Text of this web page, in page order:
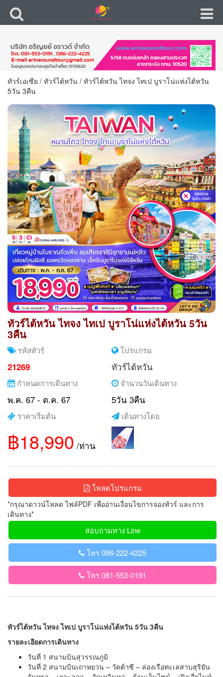
ทัวร์เอเซีย / ทัวร์ไต้หวัน / ทัวร์ไต้หวัน ไทจง ไทเป บูราโน่แห่งไต้หวัน
5วัน 3คืน
ทัวร์ไต้หวัน ไทจง ไทเป บูราโน่แห่งไต้หวัน 5วัน
3คืน
รหัสทัวร์
21269
โปรแกรม
ทัวร์ไต้หวัน
กำหนดการเดินทาง
พ.ค. 67 - ต.ค. 67
จำนวนวันเดินทาง
5วัน 3คืน
ราคาเริ่มต้น
฿18,990 /ท่าน
เดินทางโดย
โหลดโปรแกรม
*กรุณาดาวน์โหลด ไฟล์PDF เพื่ออ่านเงื่อนไขการจองทัวร์ และการ
เดินทาง*
สอบถามทาง Line
โทร 086-222-4225
โทร 081-553-0191
ทัวร์ไต้หวัน ไทจง ไทเป บูราโน่แห่งไต้หวัน 5วัน 3คืน
รายละเอียดการเดินทาง
วันที่ 1 สนามบินสุวรรณภูมิ
วันที่ 2 สนามบินเถาหยวน – วัดต้าซี – ล่องเรือทะเลสาบสุริยัน